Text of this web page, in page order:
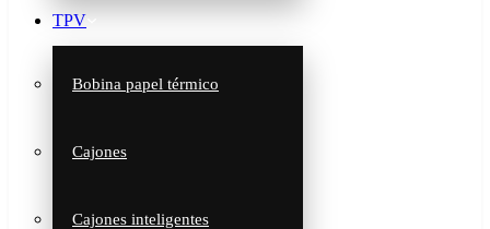
TPV
Bobina papel térmico
Cajones
Cajones inteligentes